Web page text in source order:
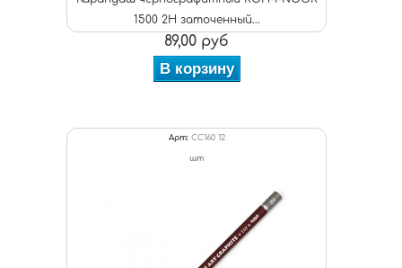
1500 2Н заточенный...
89,00 руб
В корзину
Арт: CC160 12
шт